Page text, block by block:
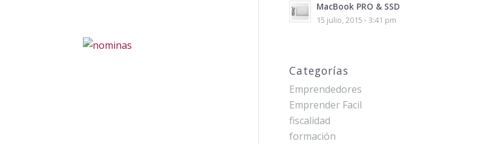
MacBook PRO & SSD
15 julio, 2015 - 3:41 pm
Categorías
Emprendedores
Emprender Facil
fiscalidad
formación